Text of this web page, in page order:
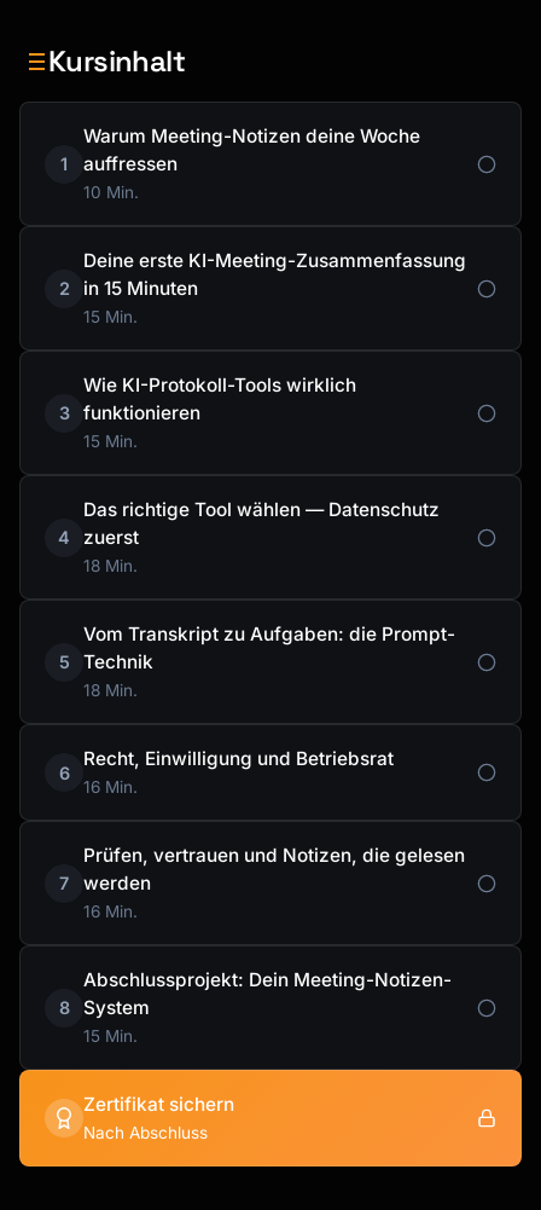
Kursinhalt
1
Warum Meeting-Notizen deine Woche
auffressen
10 Min.
2
Deine erste KI-Meeting-Zusammenfassung
in 15 Minuten
15 Min.
3
Wie KI-Protokoll-Tools wirklich
funktionieren
15 Min.
4
Das richtige Tool wählen — Datenschutz
zuerst
18 Min.
5
Vom Transkript zu Aufgaben: die Prompt-
Technik
18 Min.
6
Recht, Einwilligung und Betriebsrat
16 Min.
7
Prüfen, vertrauen und Notizen, die gelesen
werden
16 Min.
8
Abschlussprojekt: Dein Meeting-Notizen-
System
15 Min.
Zertifikat sichern
Nach Abschluss